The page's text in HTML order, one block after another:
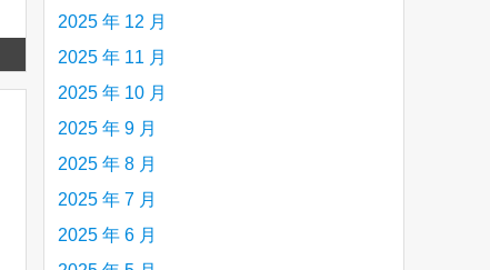
more
2025 年 12 月
2025 年 11 月
2025 年 10 月
2025 年 9 月
2025 年 8 月
2025 年 7 月
2025 年 6 月